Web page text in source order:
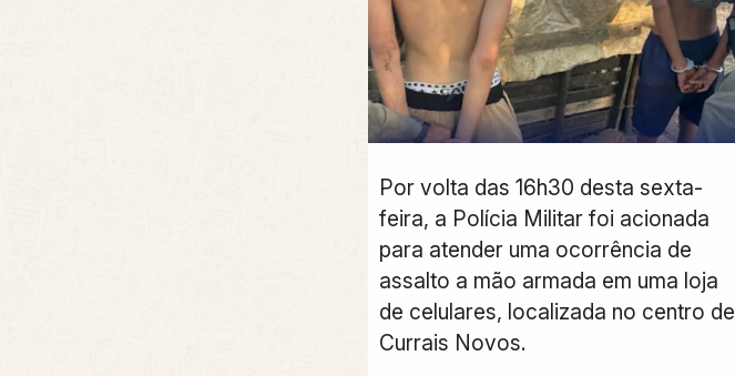
Por volta das 16h30 desta sexta-
feira, a Polícia Militar foi acionada
para atender uma ocorrência de
assalto a mão armada em uma loja
de celulares, localizada no centro de
Currais Novos.